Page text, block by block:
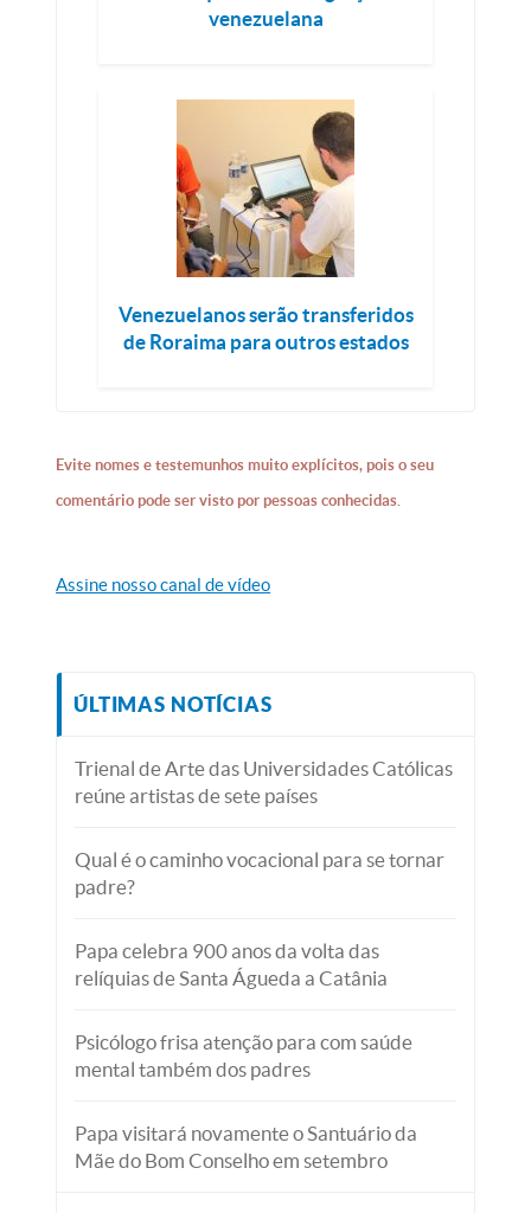
venezuelana
Venezuelanos serão transferidos
de Roraima para outros estados
Evite nomes e testemunhos muito explícitos, pois o seu
comentário pode ser visto por pessoas conhecidas.
Assine nosso canal de vídeo
ÚLTIMAS NOTÍCIAS
Trienal de Arte das Universidades Católicas
reúne artistas de sete países
Qual é o caminho vocacional para se tornar
padre?
Papa celebra 900 anos da volta das
relíquias de Santa Águeda a Catânia
Psicólogo frisa atenção para com saúde
mental também dos padres
Papa visitará novamente o Santuário da
Mãe do Bom Conselho em setembro